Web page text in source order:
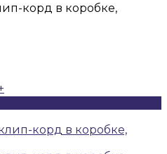
корд в коробке,